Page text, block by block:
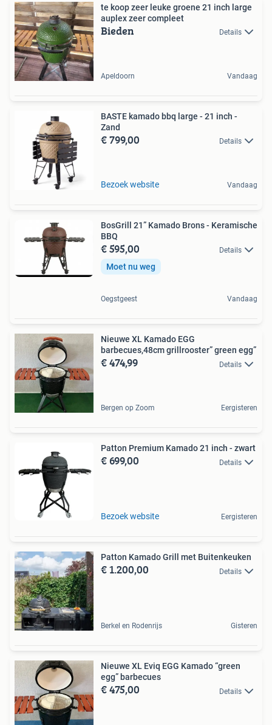
te koop zeer leuke groene 21 inch large
auplex zeer compleet
Bieden Details
Apeldoorn Vandaag
BASTE kamado bbq large - 21 inch -
Zand
€ 799,00 Details
Bezoek website Vandaag
BosGrill 21” Kamado Brons - Keramische
BBQ
€ 595,00 Details
Moet nu weg
Oegstgeest Vandaag
Nieuwe XL Kamado EGG
barbecues,48cm grillrooster” green egg”
€ 474,99 Details
Bergen op Zoom Eergisteren
Patton Premium Kamado 21 inch - zwart
€ 699,00 Details
Bezoek website Eergisteren
Patton Kamado Grill met Buitenkeuken
€ 1.200,00 Details
Berkel en Rodenrijs Gisteren
Nieuwe XL Eviq EGG Kamado “green
egg” barbecues
€ 475,00 Details